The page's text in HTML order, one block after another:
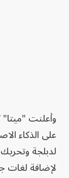
وأعلنت
لإضافة لغات